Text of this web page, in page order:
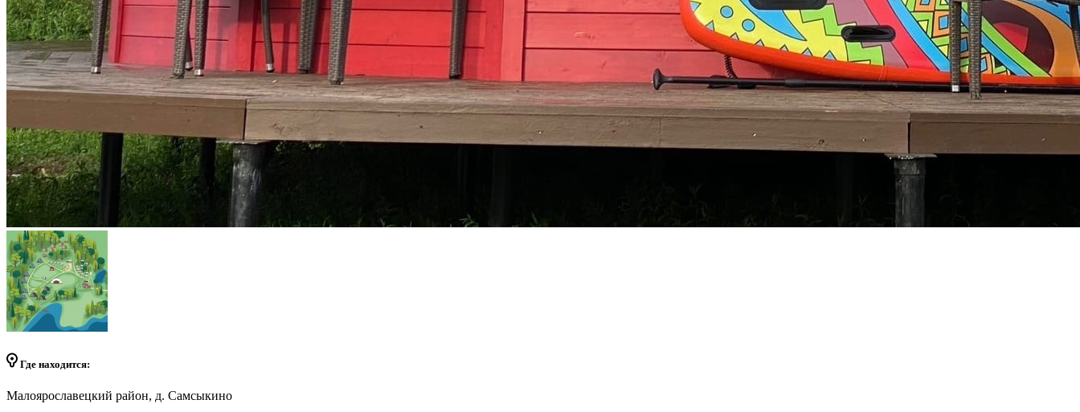
Где находится:
Малоярославецкий район, д. Самсыкино